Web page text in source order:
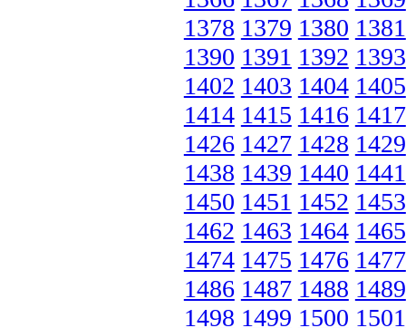
1378 1379 1380 1381
1390 1391 1392 1393
1402 1403 1404 1405
1414 1415 1416 1417
1426 1427 1428 1429
1438 1439 1440 1441
1450 1451 1452 1453
1462 1463 1464 1465
1474 1475 1476 1477
1486 1487 1488 1489
1498 1499 1500 1501